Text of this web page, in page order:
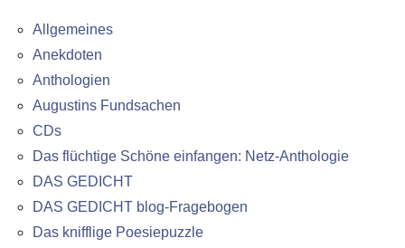
Allgemeines
Anekdoten
Anthologien
Augustins Fundsachen
CDs
Das flüchtige Schöne einfangen: Netz-Anthologie
DAS GEDICHT
DAS GEDICHT blog-Fragebogen
Das knifflige Poesiepuzzle